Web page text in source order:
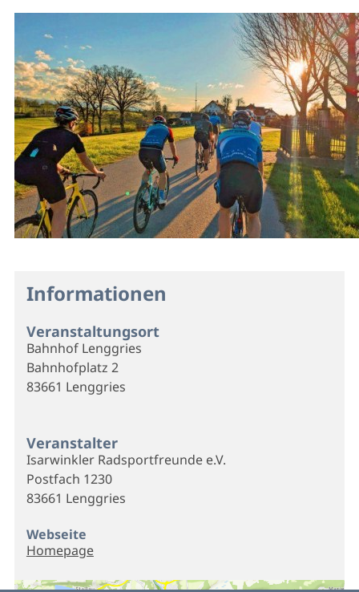
Informationen
Veranstaltungsort
Bahnhof Lenggries
Bahnhofplatz 2
83661 Lenggries
Veranstalter
Isarwinkler Radsportfreunde e.V.
Postfach 1230
83661 Lenggries
Webseite
Homepage